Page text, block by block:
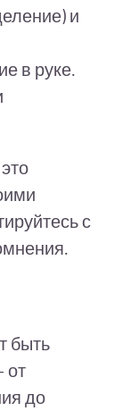
и
в руке.
с
быть
от
до